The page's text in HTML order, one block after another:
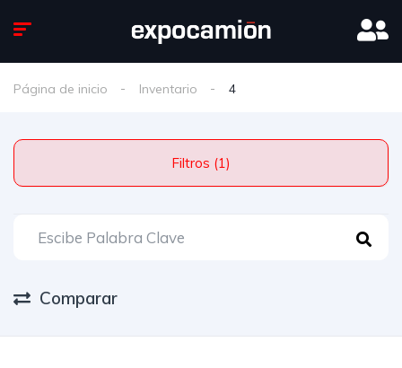
Página de inicio Inventario 4
Filtros (1)
Comparar